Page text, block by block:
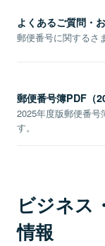
よくあるご質問・
郵便番号に関するさ
郵便番号簿PDF（
2025年度版郵便番号
す。
ビジネス
情報